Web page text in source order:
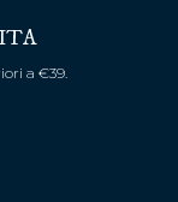
a €39.